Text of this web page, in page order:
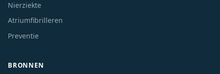
Nierziekte
Atriumfibrilleren
Preventie
BRONNEN